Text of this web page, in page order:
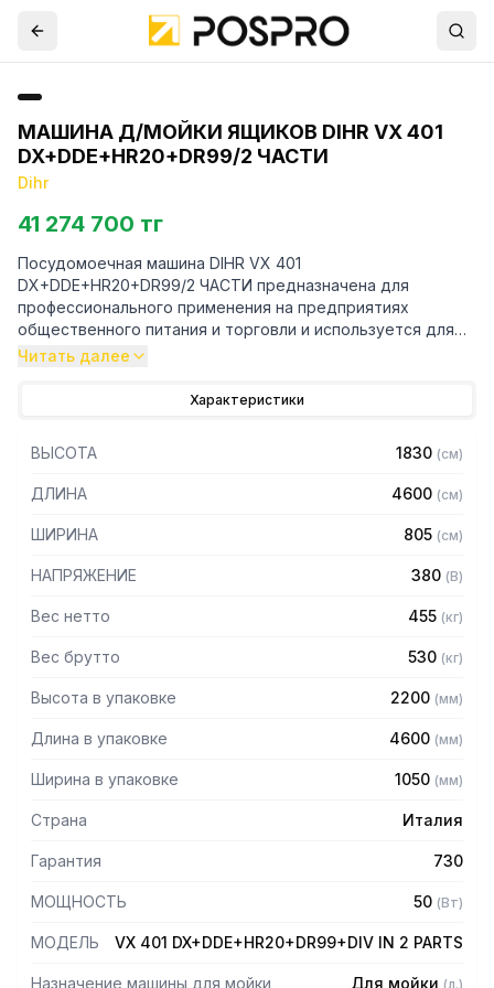
МАШИНА Д/МОЙКИ ЯЩИКОВ DIHR VX 401
DX+DDE+HR20+DR99/2 ЧАСТИ
Dihr
41 274 700 тг
Посудомоечная машина DIHR VX 401
DX+DDE+HR20+DR99/2 ЧАСТИ предназначена для
профессионального применения на предприятиях
общественного питания и торговли и используется для
мойки корзин, контейнеров, кастрюль, сковородок,
в ежедневном приготовлении пищи.
Рассчитана на мойку перфорированных ящиков шириной
510 мм и высотой 500 мм
(опция DDE)
машину к холодной воде. Также рекуператор уменьшает
машины. Этот пар используется для нагрева
(опция HR20)
— Сушка 9 кВт, обдув с двух сторон (опция DR99)
— Деление на 2 части
— Новые двери с двойной стенкой изолированы,
падения
— Система ТЕРМО БАРЬЕР для наибольшего комфорта
— Шторки от брызг на входе и выходе из машины
Читать далее
Характеристики
ВЫСОТА 1830 (см)
ДЛИНА 4600 (см)
ШИРИНА 805 (см)
НАПРЯЖЕНИЕ 380 (В)
Вес нетто 455 (кг)
Вес брутто 530 (кг)
Высота в упаковке 2200 (мм)
Длина в упаковке 4600 (мм)
Ширина в упаковке 1050 (мм)
Страна Италия
Гарантия 730
МОЩНОСТЬ 50 (Вт)
МОДЕЛЬ VX 401 DX+DDE+HR20+DR99+DIV IN 2 PARTS
Назначение машины для мойки Для мойки (л.)